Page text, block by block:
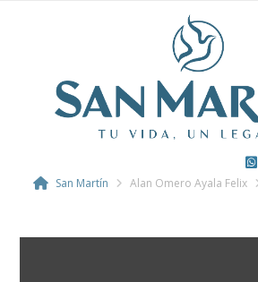
San Martín Alan Omero Ayala Felix